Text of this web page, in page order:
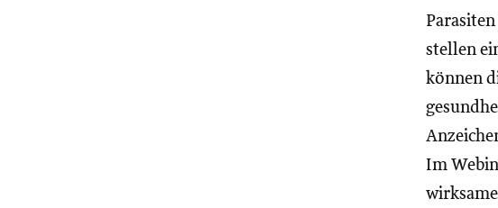
stellen
können
Im